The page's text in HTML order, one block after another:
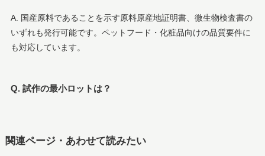
A. 国産原料であることを示す原料原産地証明書、微生物検査書の
いずれも発行可能です。ペットフード・化粧品向けの品質要件に
も対応しています。
Q. 試作の最小ロットは？
関連ページ・あわせて読みたい